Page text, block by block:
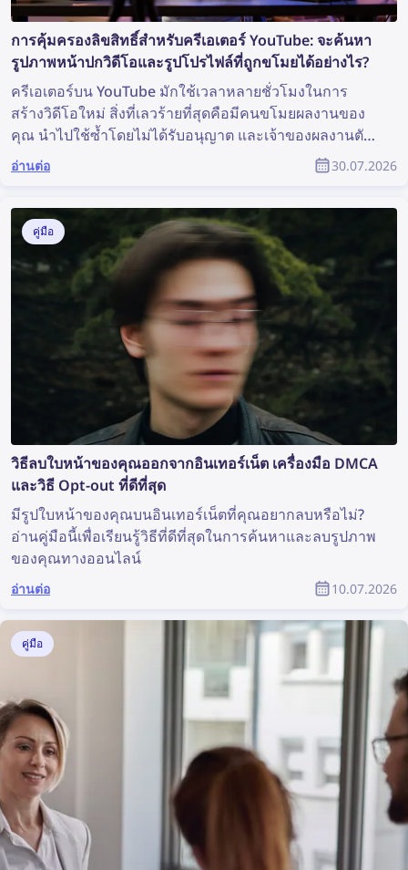
การคุ้มครองลิขสิทธิ์สำหรับครีเอเตอร์ YouTube: จะค้นหา
รูปภาพหน้าปกวิดีโอและรูปโปรไฟล์ที่ถูกขโมยได้อย่างไร?
ครีเอเตอร์บน YouTube มักใช้เวลาหลายชั่วโมงในการ
สร้างวิดีโอใหม่ สิ่งที่เลวร้ายที่สุดคือมีคนขโมยผลงานของ
คุณ นำไปใช้ซ้ำโดยไม่ได้รับอนุญาต และเจ้าของผลงานตัว
จริงกลับไม่ได้รับการยอมรับใด ๆ เลย แล้วคุณจะค้นหา
เนื้อหาที่ถูกขโมยและปกป้องลิขสิทธิ์ของตนเองในฐานะ
อ่านต่อ 30.07.2026
คู่มือ
วิธีลบใบหน้าของคุณออกจากอินเทอร์เน็ต เครื่องมือ DMCA
และวิธี Opt-out ที่ดีที่สุด
มีรูปใบหน้าของคุณบนอินเทอร์เน็ตที่คุณอยากลบหรือไม่?
อ่านคู่มือนี้เพื่อเรียนรู้วิธีที่ดีที่สุดในการค้นหาและลบรูปภาพ
ของคุณทางออนไลน์
อ่านต่อ 10.07.2026
คู่มือ